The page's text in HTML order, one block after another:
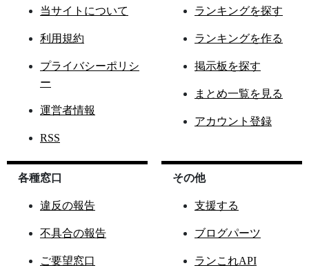
当サイトについて
利用規約
プライバシーポリシ
ー
運営者情報
RSS
ランキングを探す
ランキングを作る
掲示板を探す
まとめ一覧を見る
アカウント登録
各種窓口
違反の報告
不具合の報告
ご要望窓口
その他
支援する
ブログパーツ
ランこれAPI